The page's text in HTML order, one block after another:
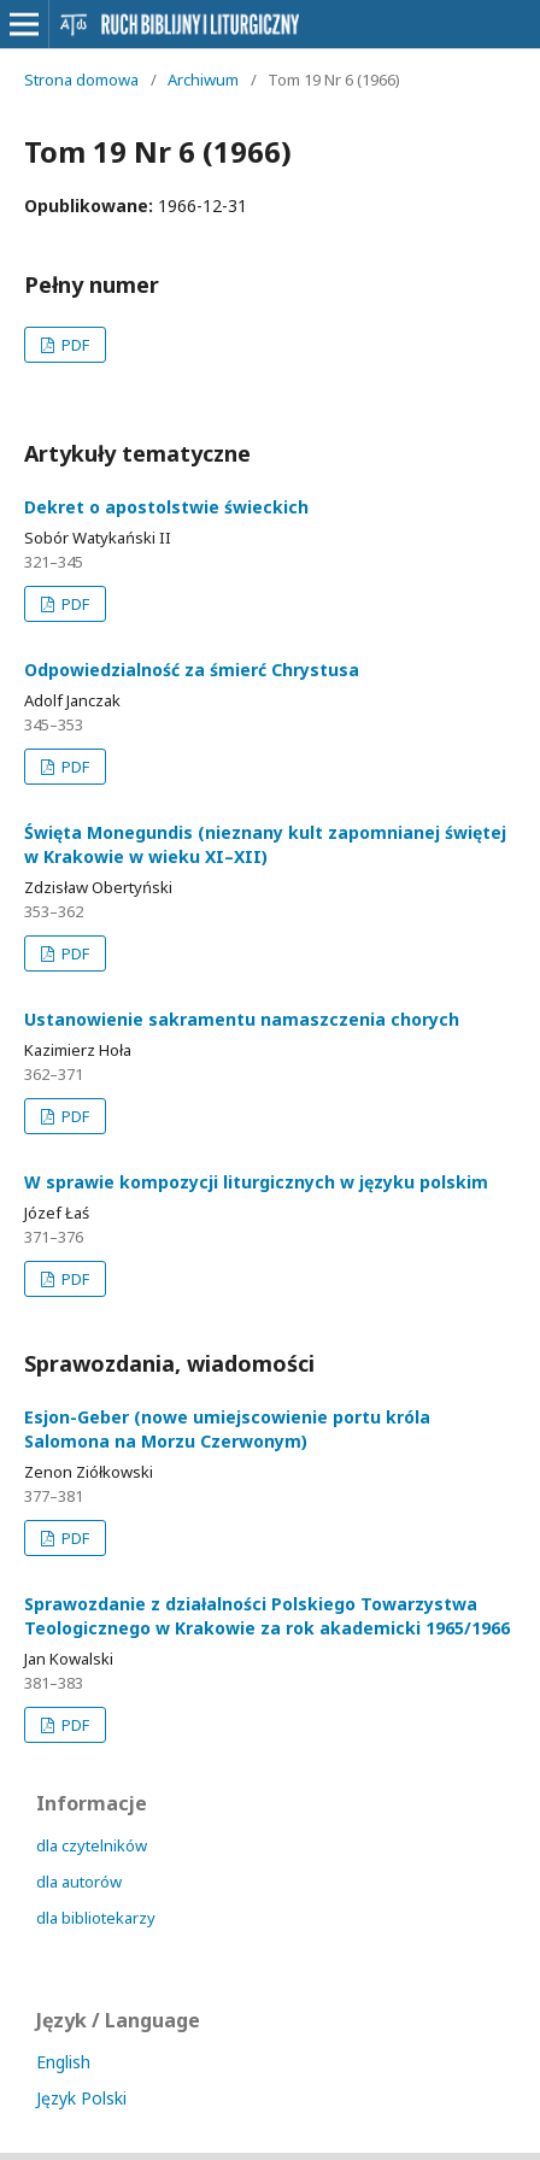
Strona domowa / Archiwum / Tom 19 Nr 6 (1966)
Tom 19 Nr 6 (1966)
Opublikowane: 1966-12-31
Pełny numer
PDF
Artykuły tematyczne
Dekret o apostolstwie świeckich
Sobór Watykański II
321–345
PDF
Odpowiedzialność za śmierć Chrystusa
Adolf Janczak
345–353
PDF
Święta Monegundis (nieznany kult zapomnianej świętej
w Krakowie w wieku XI–XII)
Zdzisław Obertyński
353–362
PDF
Ustanowienie sakramentu namaszczenia chorych
Kazimierz Hoła
362–371
PDF
W sprawie kompozycji liturgicznych w języku polskim
Józef Łaś
371–376
PDF
Sprawozdania, wiadomości
Esjon-Geber (nowe umiejscowienie portu króla
Salomona na Morzu Czerwonym)
Zenon Ziółkowski
377–381
PDF
Sprawozdanie z działalności Polskiego Towarzystwa
Teologicznego w Krakowie za rok akademicki 1965/1966
Jan Kowalski
381–383
PDF
Informacje
dla czytelników
dla autorów
dla bibliotekarzy
Język / Language
English
Język Polski